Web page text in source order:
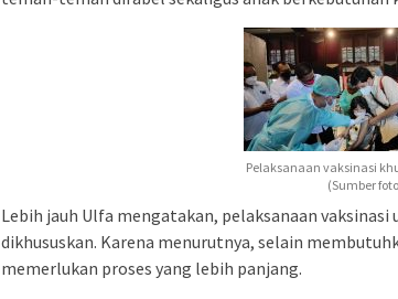
Pelaksanaan vaksinasi
(Sumber
Lebih jauh Ulfa mengatakan, pelaksanaan
dikhususkan. Karena menurutnya, selain
memerlukan proses yang lebih panjang.